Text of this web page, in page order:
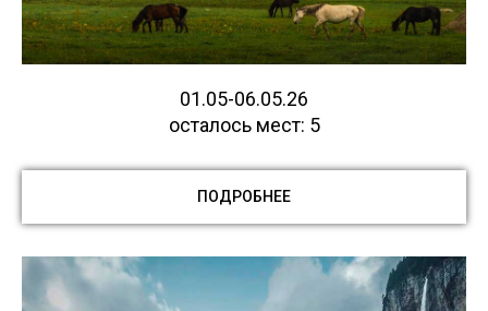
01.05-06.05.26
осталось мест: 5
ПОДРОБНЕЕ